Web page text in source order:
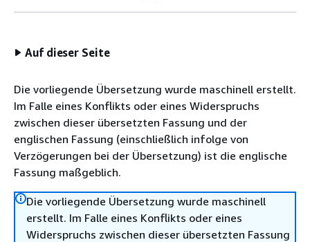
Auf dieser Seite
Die vorliegende Übersetzung wurde maschinell erstellt.
Im Falle eines Konflikts oder eines Widerspruchs
zwischen dieser übersetzten Fassung und der
englischen Fassung (einschließlich infolge von
Verzögerungen bei der Übersetzung) ist die englische
Fassung maßgeblich.
Die vorliegende Übersetzung wurde maschinell
erstellt. Im Falle eines Konflikts oder eines
Widerspruchs zwischen dieser übersetzten Fassung